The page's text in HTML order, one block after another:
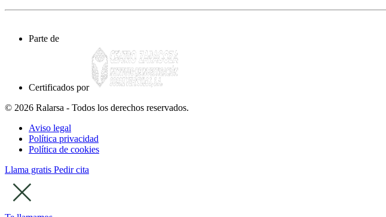
Parte de
Certificados por
© 2026 Ralarsa - Todos los derechos reservados.
Aviso legal
Política privacidad
Política de cookies
Llama gratis Pedir cita